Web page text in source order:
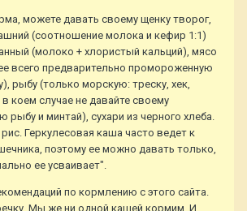
можете давать своему щенку творог,
(соотношение молока и кефир 1:1)
(молоко + хлористый кальций), мясо
всего предварительно промороженную
рыбу (только морскую: треску, хек,
коем случае не давайте своему
рыбу и минтай), сухари из черного хлеба.
рис. Геркулесовая каша часто ведет к
поэтому ее можно давать только,
ее усваивает".
по кормлению с этого сайта.
Мы же ни одной кашей кормим. И